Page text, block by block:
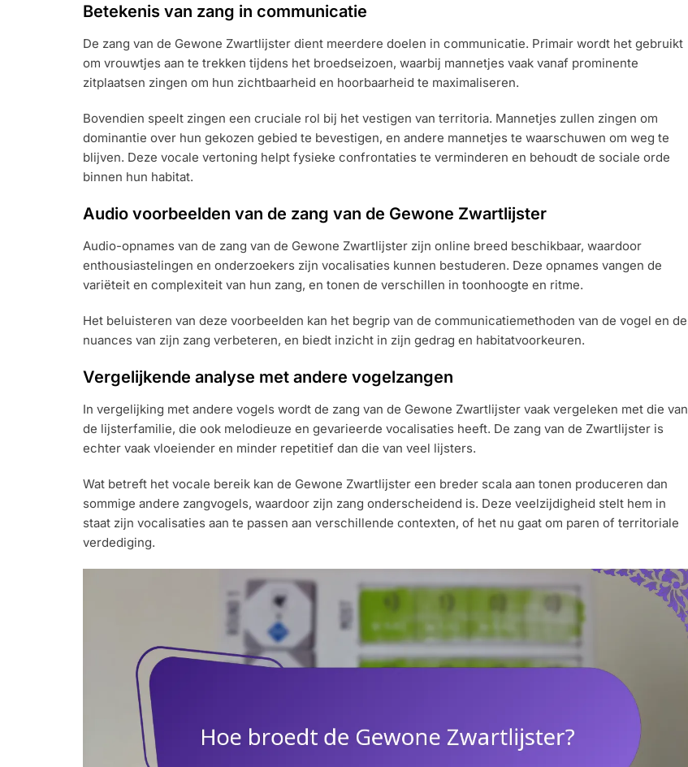
Betekenis van zang in communicatie
De zang van de Gewone Zwartlijster dient meerdere doelen in communicatie. Primair wordt het gebruikt
om vrouwtjes aan te trekken tijdens het broedseizoen, waarbij mannetjes vaak vanaf prominente
zitplaatsen zingen om hun zichtbaarheid en hoorbaarheid te maximaliseren.
Bovendien speelt zingen een cruciale rol bij het vestigen van territoria. Mannetjes zullen zingen om
dominantie over hun gekozen gebied te bevestigen, en andere mannetjes te waarschuwen om weg te
blijven. Deze vocale vertoning helpt fysieke confrontaties te verminderen en behoudt de sociale orde
binnen hun habitat.
Audio voorbeelden van de zang van de Gewone Zwartlijster
Audio-opnames van de zang van de Gewone Zwartlijster zijn online breed beschikbaar, waardoor
enthousiastelingen en onderzoekers zijn vocalisaties kunnen bestuderen. Deze opnames vangen de
variëteit en complexiteit van hun zang, en tonen de verschillen in toonhoogte en ritme.
Het beluisteren van deze voorbeelden kan het begrip van de communicatiemethoden van de vogel en de
nuances van zijn zang verbeteren, en biedt inzicht in zijn gedrag en habitatvoorkeuren.
Vergelijkende analyse met andere vogelzangen
In vergelijking met andere vogels wordt de zang van de Gewone Zwartlijster vaak vergeleken met die van
de lijsterfamilie, die ook melodieuze en gevarieerde vocalisaties heeft. De zang van de Zwartlijster is
echter vaak vloeiender en minder repetitief dan die van veel lijsters.
Wat betreft het vocale bereik kan de Gewone Zwartlijster een breder scala aan tonen produceren dan
sommige andere zangvogels, waardoor zijn zang onderscheidend is. Deze veelzijdigheid stelt hem in
staat zijn vocalisaties aan te passen aan verschillende contexten, of het nu gaat om paren of territoriale
verdediging.